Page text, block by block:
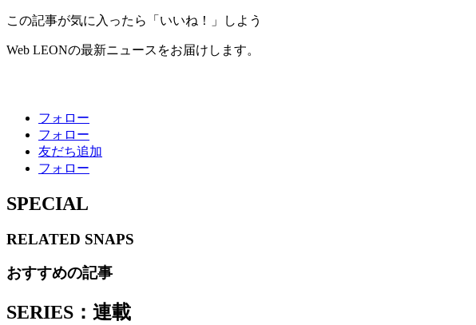
この記事が気に入ったら「いいね！」しよう
Web LEONの最新ニュースをお届けします。
フォロー
フォロー
友だち追加
フォロー
SPECIAL
RELATED SNAPS
おすすめの記事
SERIES：連載